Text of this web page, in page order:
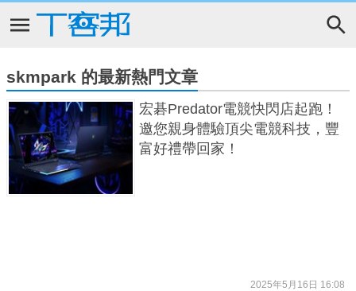
skmpark 的最新熱門文章
宏碁Predator電競快閃店起跑！
邀您親身體驗頂尖電競科技，豐
富好禮帶回家！
2025年5月16日 16:08